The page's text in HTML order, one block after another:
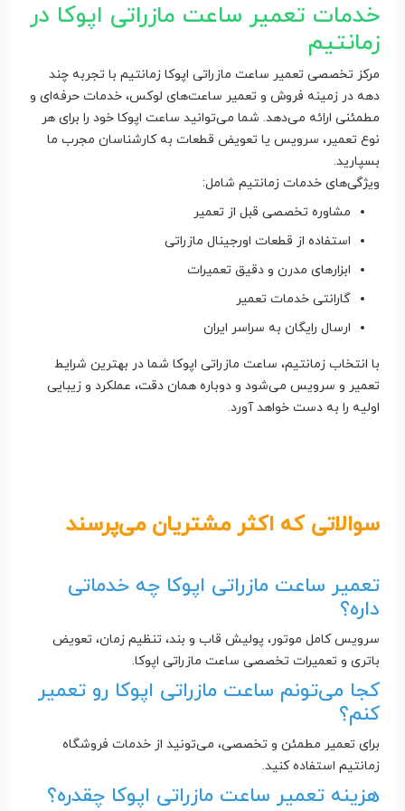
خدمات تعمیر ساعت مازراتی اپوکا در
زمانتیم
مرکز تخصصی تعمیر ساعت مازراتی اپوکا زمانتیم با تجربه چند
دهه در زمینه فروش و تعمیر ساعت‌های لوکس، خدمات حرفه‌ای و
مطمئنی ارائه می‌دهد. شما می‌توانید ساعت اپوکا خود را برای هر
نوع تعمیر، سرویس یا تعویض قطعات به کارشناسان مجرب ما
بسپارید.
ویژگی‌های خدمات زمانتیم شامل:
مشاوره تخصصی قبل از تعمیر
استفاده از قطعات اورجینال مازراتی
ابزارهای مدرن و دقیق تعمیرات
گارانتی خدمات تعمیر
ارسال رایگان به سراسر ایران
با انتخاب زمانتیم، ساعت مازراتی اپوکا شما در بهترین شرایط
تعمیر و سرویس می‌شود و دوباره همان دقت، عملکرد و زیبایی
اولیه را به دست خواهد آورد.
سوالاتی که اکثر مشتریان می‌پرسند
تعمیر ساعت مازراتی اپوکا چه خدماتی
داره؟
سرویس کامل موتور، پولیش قاب و بند، تنظیم زمان، تعویض
باتری و تعمیرات تخصصی ساعت مازراتی اپوکا.
کجا می‌تونم ساعت مازراتی اپوکا رو تعمیر
کنم؟
برای تعمیر مطمئن و تخصصی، می‌تونید از خدمات فروشگاه
زمانتیم استفاده کنید.
هزینه تعمیر ساعت مازراتی اپوکا چقدره؟